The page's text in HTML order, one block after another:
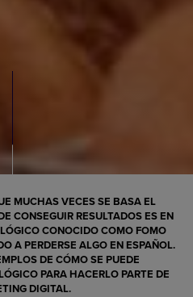
MUCHAS VECES SE BASA EL
CONSEGUIR RESULTADOS ES EN
CONOCIDO COMO FOMO
A PERDERSE ALGO EN ESPAÑOL.
DE CÓMO SE PUEDE
PARA HACERLO PARTE DE
DIGITAL.